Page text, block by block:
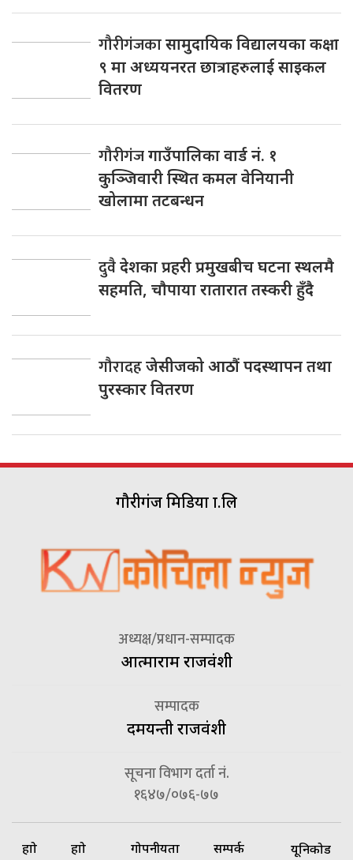
गौरीगंजकासामुदायिक विद्यालयका कक्षा
९ मा अध्ययनरत छात्राहरुलाई साइकल
वितरण
गौरीगंजगाउँपालिका वार्ड नं. १
कुञ्जिवारी स्थित कमल वेनियानी
खोलामा तटबन्धन
दुवैदेशका प्रहरी प्रमुखबीच घटना स्थलमै
सहमति, चाैपाया रातारात तस्करी हुँदै
गौरादहजेसीजको आठौं पदस्थापन तथा
पुरस्कार वितरण
गौरीगंज मिडिया प्रा.लि
अध्यक्ष/प्रधान-सम्पादक
आत्माराम राजवंशी
सम्पादक
दमयन्ती राजवंशी
सूचना विभाग दर्ता नं.
१६४७/०७६-७७
हाम्रो
हाम्रो
गोपनीयता
सम्पर्क
यूनिकोड